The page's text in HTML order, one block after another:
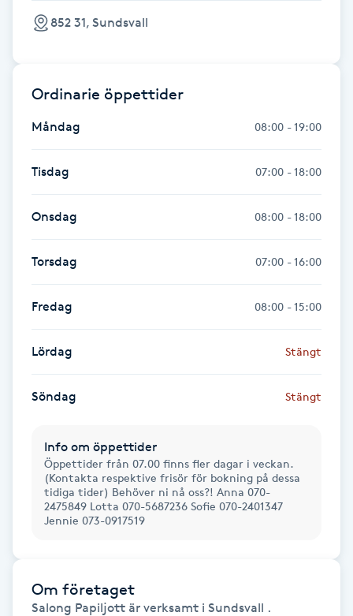
Gruppträning
Gua Sha-massage
Hatha Yoga
Headspa
Healing
Hot Stone Massage
Hot yoga
Huduppstramning
852 31, Sundsvall
Ordinarie öppettider
Måndag 08:00 - 19:00
Tisdag 07:00 - 18:00
Onsdag 08:00 - 18:00
Torsdag 07:00 - 16:00
Fredag 08:00 - 15:00
Lördag Stängt
Söndag Stängt
Info om öppettider
Öppettider från 07.00 finns fler dagar i veckan.
(Kontakta respektive frisör för bokning på dessa
tidiga tider) Behöver ni nå oss?! Anna 070-
2475849 Lotta 070-5687236 Sofie 070-2401347
Jennie 073-0917519
Om företaget
Salong Papiljott är verksamt i Sundsvall .